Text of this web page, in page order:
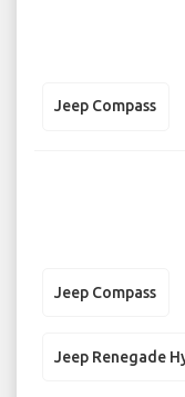
Jeep Compass
Jeep Compass
Jeep Renegade